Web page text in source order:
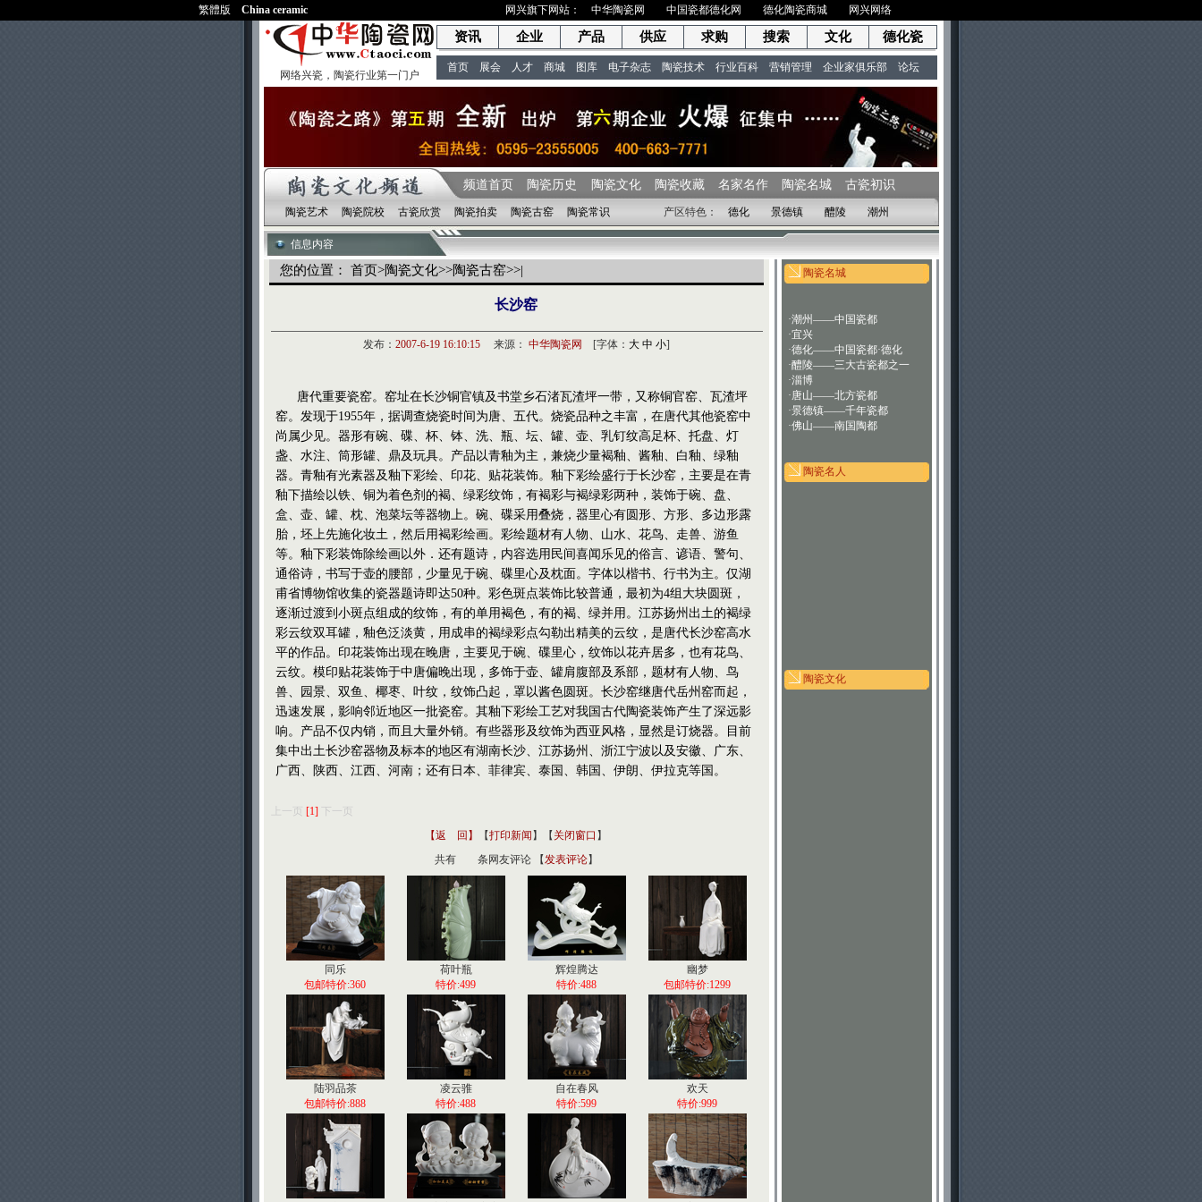
繁體版 China ceramic 网兴旗下网站： 中华陶瓷网 中国瓷都德化网 德化陶瓷商城 网兴网络
网络兴瓷，陶瓷行业第一门户
资讯 企业 产品 供应 求购 搜索 文化 德化瓷
首页 展会 人才 商城 图库 电子杂志 陶瓷技术 行业百科 营销管理 企业家俱乐部 论坛
频道首页 陶瓷历史 陶瓷文化 陶瓷收藏 名家名作 陶瓷名城 古瓷初识
陶瓷艺术 陶瓷院校 古瓷欣赏 陶瓷拍卖 陶瓷古窑 陶瓷常识 产区特色： 德化 景德镇 醴陵 潮州
信息内容
您的位置： 首页>陶瓷文化>>陶瓷古窑>>|
长沙窑
发布： 2007-6-19 16:10:15来源： 中华陶瓷网 [字体： 大 中 小]
唐代重要瓷窑。窑址在长沙铜官镇及书堂乡石渚瓦渣坪一带，又称铜官窑、瓦渣坪
窑。发现于1955年，据调查烧瓷时间为唐、五代。烧瓷品种之丰富，在唐代其他瓷窑中
尚属少见。器形有碗、碟、杯、钵、洗、瓶、坛、罐、壶、乳钉纹高足杯、托盘、灯
盏、水注、筒形罐、鼎及玩具。产品以青釉为主，兼烧少量褐釉、酱釉、白釉、绿釉
器。青釉有光素器及釉下彩绘、印花、贴花装饰。釉下彩绘盛行于长沙窑，主要是在青
釉下描绘以铁、铜为着色剂的褐、绿彩纹饰，有褐彩与褐绿彩两种，装饰于碗、盘、
盒、壶、罐、枕、泡菜坛等器物上。碗、碟采用叠烧，器里心有圆形、方形、多边形露
胎，坯上先施化妆土，然后用褐彩绘画。彩绘题材有人物、山水、花鸟、走兽、游鱼
等。釉下彩装饰除绘画以外．还有题诗，内容选用民间喜闻乐见的俗言、谚语、警句、
通俗诗，书写于壶的腰部，少量见于碗、碟里心及枕面。字体以楷书、行书为主。仅湖
甫省博物馆收集的瓷器题诗即达50种。彩色斑点装饰比较普通，最初为4组大块圆斑，
逐渐过渡到小斑点组成的纹饰，有的单用褐色，有的褐、绿并用。江苏扬州出土的褐绿
彩云纹双耳罐，釉色泛淡黄，用成串的褐绿彩点勾勒出精美的云纹，是唐代长沙窑高水
平的作品。印花装饰出现在晚唐，主要见于碗、碟里心，纹饰以花卉居多，也有花鸟、
云纹。模印贴花装饰于中唐偏晚出现，多饰于壶、罐肩腹部及系部，题材有人物、鸟
兽、园景、双鱼、椰枣、叶纹，纹饰凸起，罩以酱色圆斑。长沙窑继唐代岳州窑而起，
迅速发展，影响邻近地区一批瓷窑。其釉下彩绘工艺对我国古代陶瓷装饰产生了深远影
响。产品不仅内销，而且大量外销。有些器形及纹饰为西亚风格，显然是订烧器。目前
集中出土长沙窑器物及标本的地区有湖南长沙、江苏扬州、浙江宁波以及安徽、广东、
广西、陕西、江西、河南；还有日本、菲律宾、泰国、韩国、伊朗、伊拉克等国。
上一页 [1] 下一页
【返 回】
【打印新闻 】【 关闭窗口 】
共有
条网友评论 【发表评论】
同乐
包邮特价:360
荷叶瓶
特价:499
辉煌腾达
特价:488
幽梦
包邮特价:1299
陆羽品茶
包邮特价:888
凌云骓
特价:488
自在春风
特价:599
欢天
特价:999
陶瓷名城
·潮州——中国瓷都
·宜兴
·德化——中国瓷都·德化
·醴陵——三大古瓷都之一
·淄博
·唐山——北方瓷都
·景德镇——千年瓷都
·佛山——南国陶都
陶瓷名人
陶瓷文化